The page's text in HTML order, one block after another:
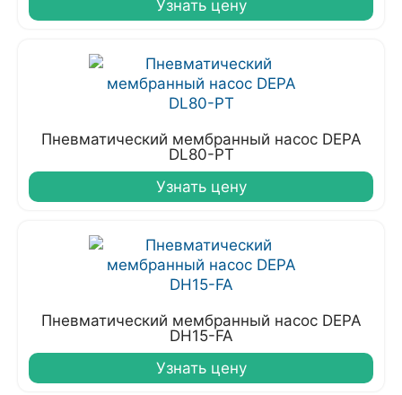
Узнать цену
Пневматический мембранный насос DEPA
DL80-PT
Узнать цену
Пневматический мембранный насос DEPA
DH15-FA
Узнать цену